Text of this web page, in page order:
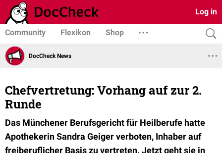
Log in
Community Flexikon Shop
DocCheck News
Chefvertretung: Vorhang auf zur 2.
Runde
Das Münchener Berufsgericht für Heilberufe hatte
Apothekerin Sandra Geiger verboten, Inhaber auf
freiberuflicher Basis zu vertreten. Jetzt geht sie in